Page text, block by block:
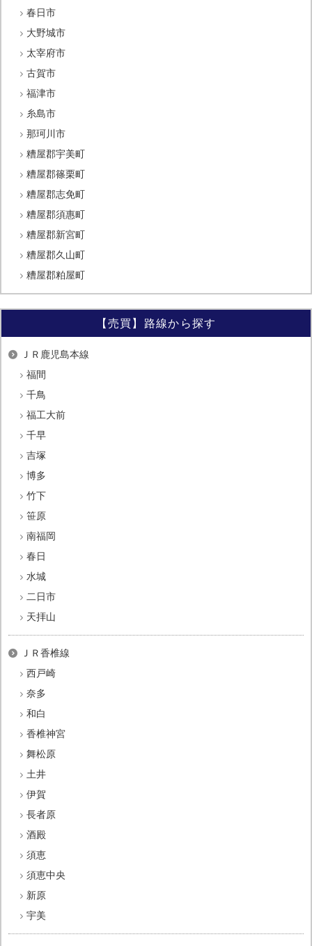
春日市
大野城市
太宰府市
古賀市
福津市
糸島市
那珂川市
糟屋郡宇美町
糟屋郡篠栗町
糟屋郡志免町
糟屋郡須惠町
糟屋郡新宮町
糟屋郡久山町
糟屋郡粕屋町
【売買】路線から探す
ＪＲ鹿児島本線
福間
千鳥
福工大前
千早
吉塚
博多
竹下
笹原
南福岡
春日
水城
二日市
天拝山
ＪＲ香椎線
西戸崎
奈多
和白
香椎神宮
舞松原
土井
伊賀
長者原
酒殿
須恵
須恵中央
新原
宇美